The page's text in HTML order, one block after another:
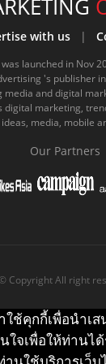
u
b
e
.
o
m
m
e
with us|
launched in Nov
's publisher
media and digital
digital marketing,
media, mobile
Our Partners
Copyright All right
ใช้คุกกี้เพื่อนำเ
จเพื่อให้ท่านไ